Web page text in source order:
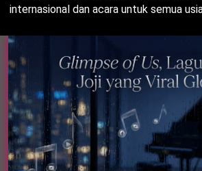
internasional dan acara untuk semua